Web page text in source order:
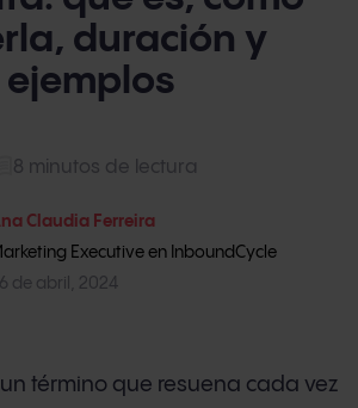
duración y
ejemplos
8 minutos de lectura
Claudia Ferreira
Executive en InboundCycle
de abril, 2024
término que resuena cada vez